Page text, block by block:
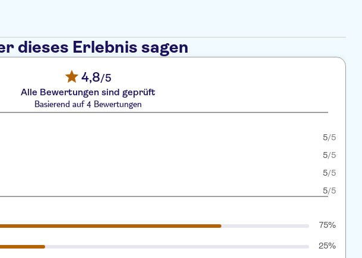
dieses Erlebnis sagen
4,8/5
Alle Bewertungen sind geprüft
Basierend auf 4 Bewertungen
5/5
5/5
5/5
5/5
75%
25%